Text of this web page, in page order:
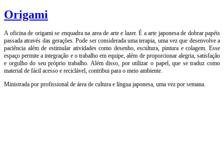
Origami
A oficina de origami se enquadra na area de arte e lazer. É a arte japonesa de dobrar papéis
passada através das gerações. Pode ser considerada uma terapia, uma vez que desenvolve a
paciência além de estimular atividades como desenho, escultura, pintura e colagem. Esse
espaço permite a integração e o trabalho em equipe, além de proporcionar alegria, satisfação
e orgulho do seu próprio trabalho. Além disso, por utilizar o papel, que se traduz como
material de fácil acesso e reciclável, contribui para o meio ambiente.
Ministrada por profissional de área de cultura e língua japonesa, uma vez por semana.